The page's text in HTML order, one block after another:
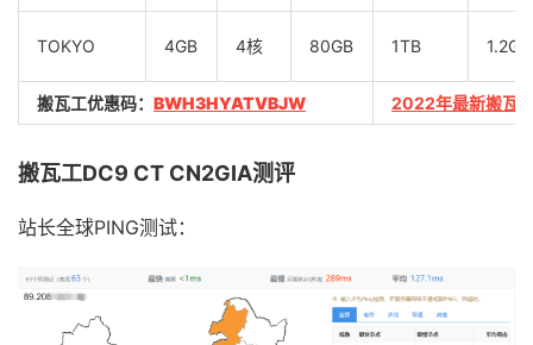
TOKYO 4GB 4核 80GB 1TB
搬瓦工优惠码： BWH3HYATVBJW 2022年最新搬瓦
搬瓦工DC9 CT CN2GIA测评
站长全球PING测试：